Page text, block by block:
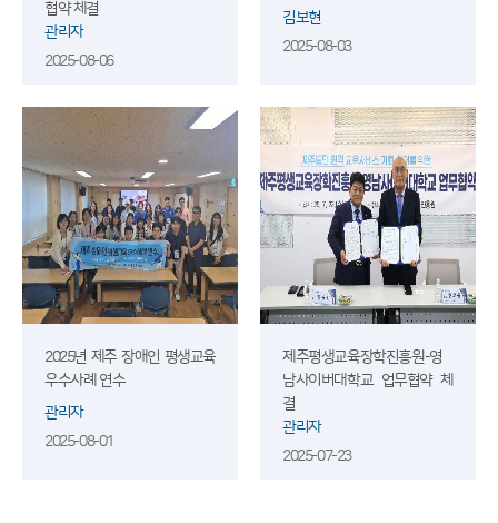
협약 체결
관리자
2025-08-06
김보현
2025-08-03
2025년 제주 장애인 평생교육
우수사례 연수
관리자
2025-08-01
제주평생교육장학진흥원-영
남사이버대학교 업무협약 체
결
관리자
2025-07-23